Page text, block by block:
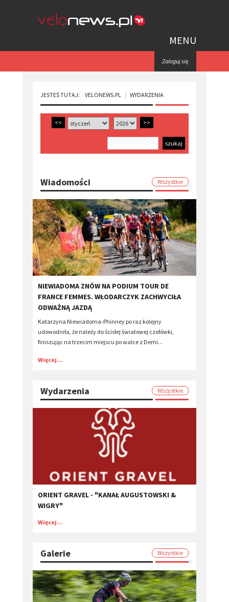
MENU
Zaloguj się
JESTEŚ TUTAJ: VELONEWS.PL WYDARZENIA
<< >>
Wiadomości Wszystkie
​NIEWIADOMA ZNÓW NA PODIUM TOUR DE
FRANCE FEMMES. WŁODARCZYK ZACHWYCIŁA
ODWAŻNĄ JAZDĄ
Katarzyna Niewiadoma-Phinney po raz kolejny
udowodniła, że należy do ścisłej światowej czołówki,
finiszując na trzecim miejscu po walce z Demi...
Więcej...
Wydarzenia Wszystkie
ORIENT GRAVEL - "KANAŁ AUGUSTOWSKI &
WIGRY"
Więcej...
Galerie Wszystkie